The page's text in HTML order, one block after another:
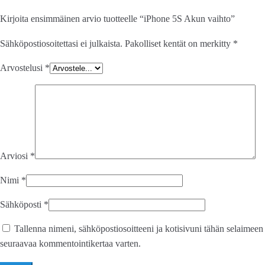
Kirjoita ensimmäinen arvio tuotteelle “iPhone 5S Akun vaihto”
Sähköpostiosoitettasi ei julkaista. Pakolliset kentät on merkitty *
Arvostelusi *
Arviosi *
Nimi *
Sähköposti *
Tallenna nimeni, sähköpostiosoitteeni ja kotisivuni tähän selaimeen
seuraavaa kommentointikertaa varten.